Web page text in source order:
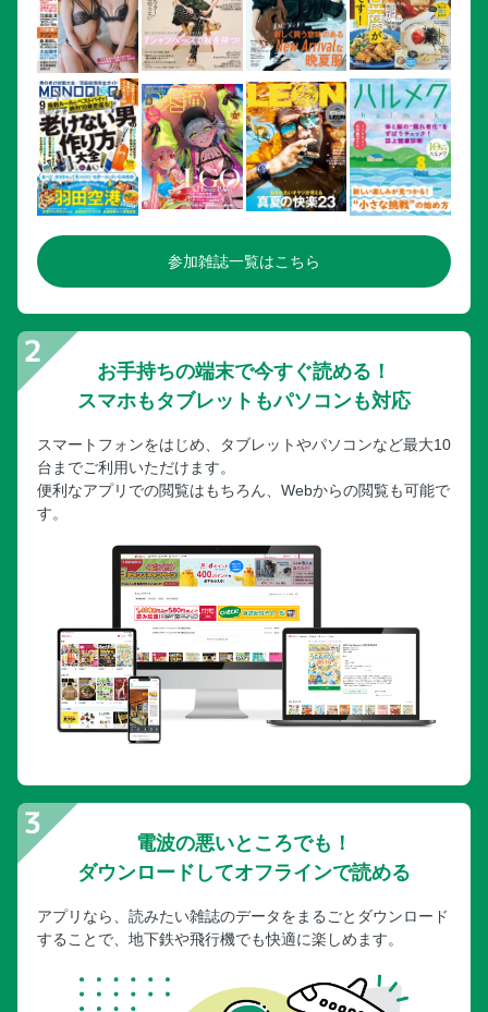
参加雑誌一覧はこちら
お手持ちの端末で今すぐ読める！
スマホもタブレットもパソコンも対応
スマートフォンをはじめ、タブレットやパソコンなど最大10
台までご利用いただけます。
便利なアプリでの閲覧はもちろん、Webからの閲覧も可能で
す。
電波の悪いところでも！
ダウンロードしてオフラインで読める
アプリなら、読みたい雑誌のデータをまるごとダウンロード
することで、地下鉄や飛行機でも快適に楽しめます。